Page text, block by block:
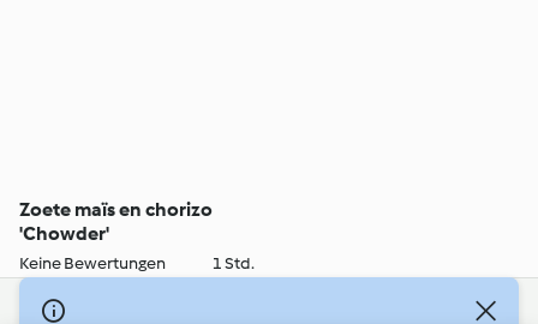
Zoete maïs en chorizo
'Chowder'
Keine Bewertungen 1 Std.